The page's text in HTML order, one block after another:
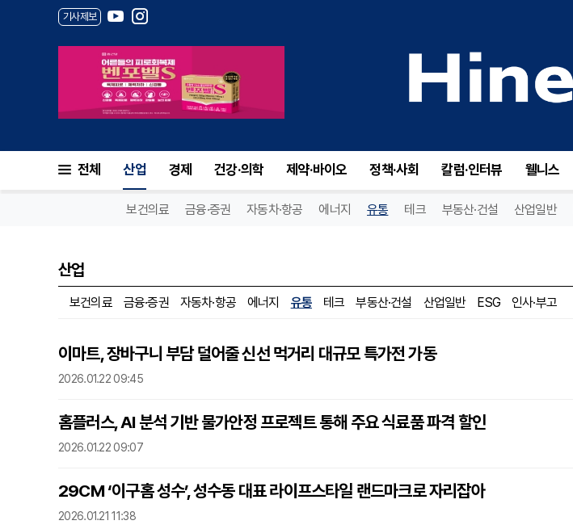
기사제보
전체 산업 경제 건강·의학 제약·바이오 정책·사회 칼럼·인터뷰 웰니스
보건의료 금융·증권 자동차·항공 에너지 유통 테크 부동산·건설 산업일반
산업
보건의료 금융·증권 자동차·항공 에너지 유통 테크 부동산·건설 산업일반 ESG 인사·부고
이마트, 장바구니 부담 덜어줄 신선 먹거리 대규모 특가전 가동
2026.01.22 09:45
홈플러스, AI 분석 기반 물가안정 프로젝트 통해 주요 식료품 파격 할인
2026.01.22 09:07
29CM ‘이구홈 성수’, 성수동 대표 라이프스타일 랜드마크로 자리잡아
2026.01.21 11:38